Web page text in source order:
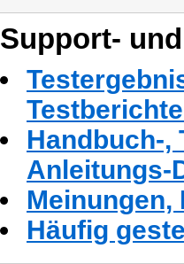
Support-
Handbuch-,
Anleitungs-
Häufig